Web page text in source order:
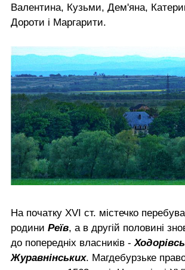
Валентина, Кузьми, Дем'яна,
Дороти і Маргарити.
На початку XVI ст. містечко
родини Реїв, а в другій половині
до попередніх власників -
Журавнінських. Магдебурзьке